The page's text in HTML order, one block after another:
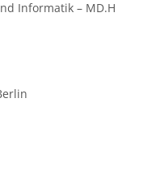
Informatik – MD.H